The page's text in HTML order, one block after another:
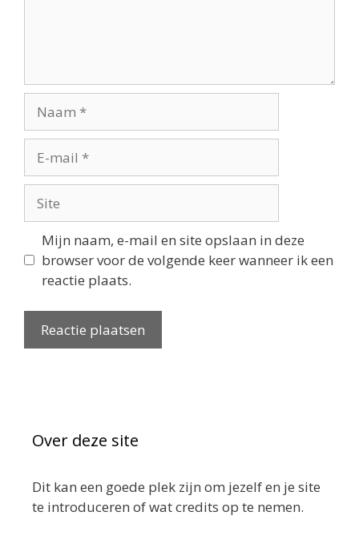
Mijn naam, e-mail en site opslaan in deze
browser voor de volgende keer wanneer ik een
reactie plaats.
Over deze site
Dit kan een goede plek zijn om jezelf en je site
te introduceren of wat credits op te nemen.